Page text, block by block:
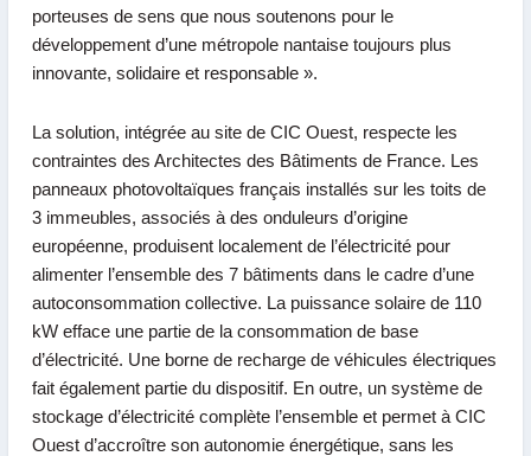
porteuses de sens que nous soutenons pour le
développement d’une métropole nantaise toujours plus
innovante, solidaire et responsable ».
La solution, intégrée au site de CIC Ouest, respecte les
contraintes des Architectes des Bâtiments de France. Les
panneaux photovoltaïques français installés sur les toits de
3 immeubles, associés à des onduleurs d’origine
européenne, produisent localement de l’électricité pour
alimenter l’ensemble des 7 bâtiments dans le cadre d’une
autoconsommation collective. La puissance solaire de 110
kW efface une partie de la consommation de base
d’électricité. Une borne de recharge de véhicules électriques
fait également partie du dispositif. En outre, un système de
stockage d’électricité complète l’ensemble et permet à CIC
Ouest d’accroître son autonomie énergétique, sans les